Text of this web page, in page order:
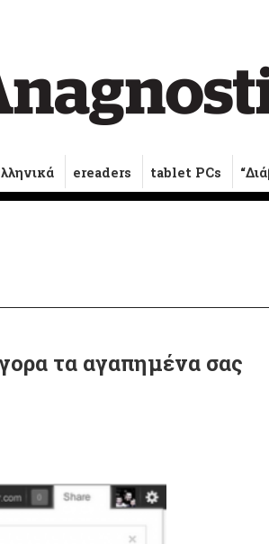
ereaders tablet PCs
τα αγαπημένα σας